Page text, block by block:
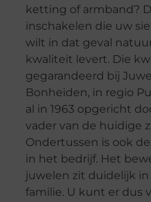
ketting of armband?
inschakelen die uw
wilt in dat geval
kwaliteit levert. Die
gegarandeerd bij
Bonheiden, in regio
al in 1963 opgericht
vader van de huidige
Ondertussen is ook
in het bedrijf. Het
juwelen zit duidelijk
familie. U kunt er dus